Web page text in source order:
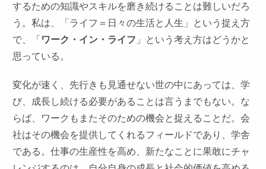
するための知識やスキルを磨き続けることは難しいだろ
う。私は、「ライフ＝日々の生活と人生」という捉え方
で、「 ワーク・イン・ライフ 」という考え方はどうかと
思っている。
変化が速く、先行きも見通せない世の中にあっては、学
び、成長し続ける必要があることは言うまでもない。な
らば、ワークもまたそのための機会と捉えることだ。会
社はその機会を提供してくれるフィールドであり、学舎
である。仕事の生産性を高め、新たなことに果敢にチャ